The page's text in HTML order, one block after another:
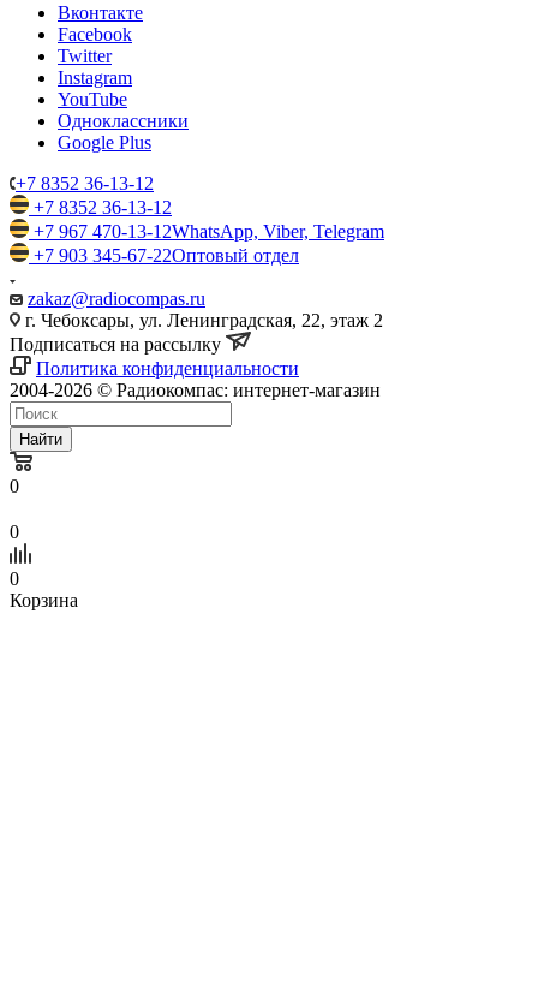
Вконтакте
Facebook
Twitter
Instagram
YouTube
Одноклассники
Google Plus
+7 8352 36-13-12
+7 8352 36-13-12
+7 967 470-13-12WhatsApp, Viber, Telegram
+7 903 345-67-22Оптовый отдел
zakaz@radiocompas.ru
г. Чебоксары, ул. Ленинградская, 22, этаж 2
Подписаться на рассылку
Политика конфиденциальности
2004-2026 © Радиокомпас: интернет-магазин
Найти
0
0
0
Корзина